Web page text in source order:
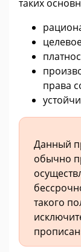
таких
права
Данный
обычно
такого